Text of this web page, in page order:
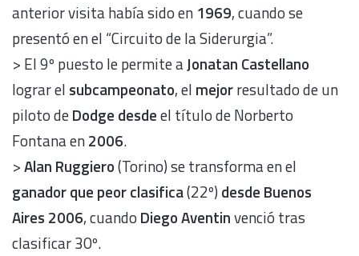
anterior visita había sido en 1969, cuando se
presentó en el “Circuito de la Siderurgia”.
> El 9º puesto le permite aJonatan Castellano
lograr el subcampeonato, el mejorresultado de un
piloto deDodge desdeel título de Norberto
Fontana en2006.
>Alan Ruggiero(Torino) se transforma en el
ganador que peor clasifica(22º) desde Buenos
Aires 2006, cuando Diego Aventinvenció tras
clasificar 30º.